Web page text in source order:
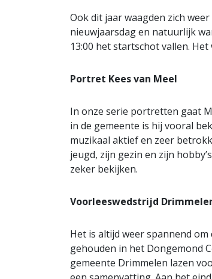
Ook dit jaar waagden zich
nieuwjaarsdag en natuurlijk
13:00 het startschot vallen.
Portret Kees van Meel
In onze serie portretten gaat
in de gemeente is hij vooral
muzikaal aktief en zeer
jeugd, zijn gezin en zijn
zeker bekijken.
Voorleeswedstrijd
Het is altijd weer spannend
gehouden in het Dongemond
gemeente Drimmelen lazen